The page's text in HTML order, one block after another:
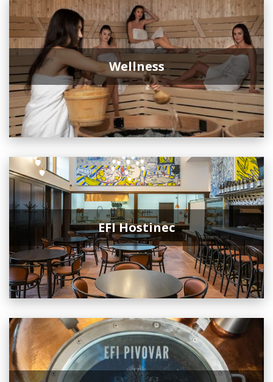
Wellness
EFI Hostinec